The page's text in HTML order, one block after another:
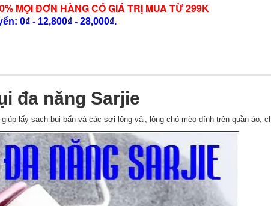
MỌI ĐƠN HÀNG CÓ GIÁ TRỊ MUA TỪ 299K
0₫ - 12,800₫ - 28,000₫.
đa năng Sarjie
lấy sạch bụi bẩn và các sợi lông vải, lông chó mèo dính trên quần áo,